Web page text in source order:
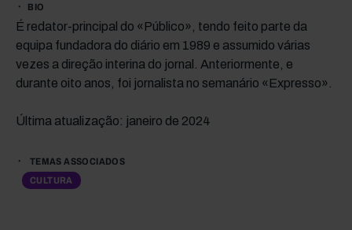
BIO
É redator-principal do «Público», tendo feito parte da
equipa fundadora do diário em 1989 e assumido várias
vezes a direção interina do jornal. Anteriormente, e
durante oito anos, foi jornalista no semanário «Expresso».
Última atualização: janeiro de 2024
TEMAS ASSOCIADOS
CULTURA